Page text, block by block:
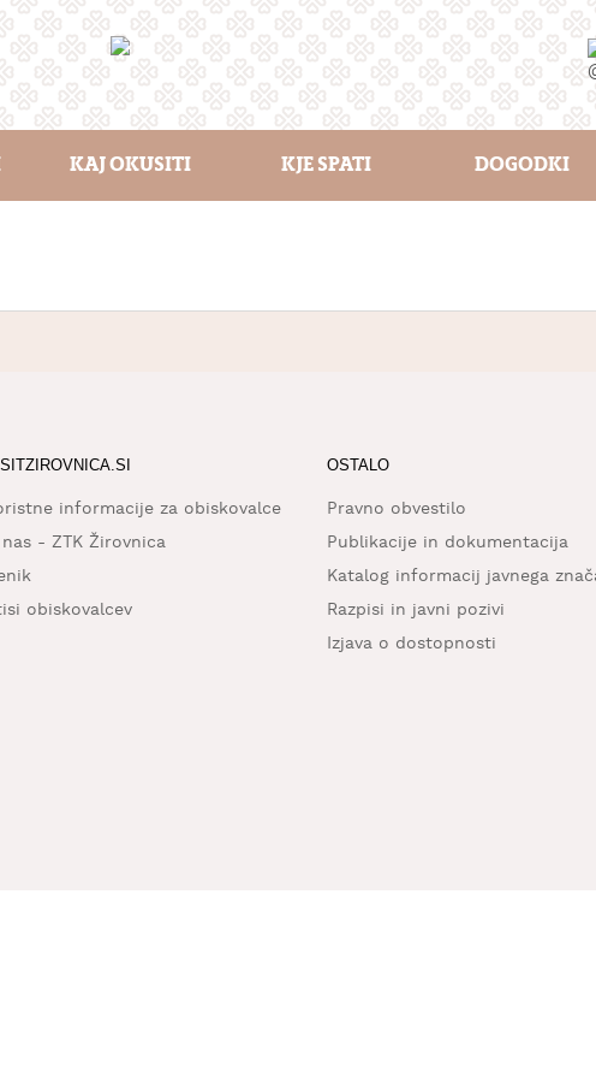
KAJ OKUSITI KJE SPATI DOGODKI
informacije za obiskovalce
nas - ZTK Žirovnica
obiskovalcev
OSTALO
Pravno obvestilo
Publikacije in dokumentacija
Katalog informacij javnega
Razpisi in javni pozivi
Izjava o dostopnosti